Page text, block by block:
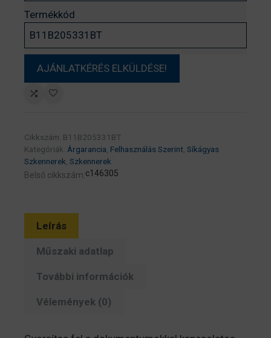
Termékkód
Cikkszám: B11B205331BT
Kategóriák: Árgarancia, Felhasználás Szerint, Síkágyas
Szkennerek, Szkennerek
Belső cikkszám:c146305
Leírás
Műszaki adatlap
További információk
Vélemények (0)